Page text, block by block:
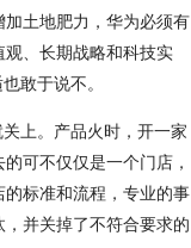
土地肥力，华为必须有
、长期战略和科技实
敢于说不。
上。产品火时，开一家
可不仅仅是一个门店，
标准和流程，专业的事
并关掉了不符合要求的